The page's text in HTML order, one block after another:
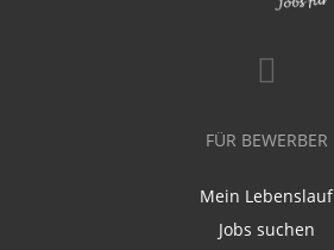
FÜR BEWERBER
Mein Lebenslauf
Jobs suchen